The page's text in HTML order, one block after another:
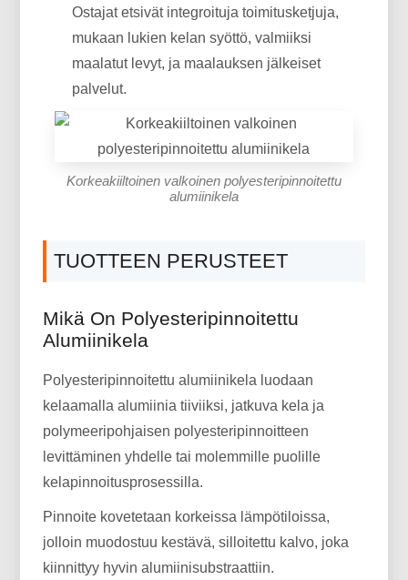
Ostajat etsivät integroituja toimitusketjuja,
mukaan lukien kelan syöttö, valmiiksi
maalatut levyt, ja maalauksen jälkeiset
palvelut.
Korkeakiiltoinen valkoinen polyesteripinnoitettu
alumiinikela
TUOTTEEN PERUSTEET
Mikä On Polyesteripinnoitettu
Alumiinikela
Polyesteripinnoitettu alumiinikela luodaan
kelaamalla alumiinia tiiviiksi, jatkuva kela ja
polymeeripohjaisen polyesteripinnoitteen
levittäminen yhdelle tai molemmille puolille
kelapinnoitusprosessilla.
Pinnoite kovetetaan korkeissa lämpötiloissa,
jolloin muodostuu kestävä, silloitettu kalvo, joka
kiinnittyy hyvin alumiinisubstraattiin.